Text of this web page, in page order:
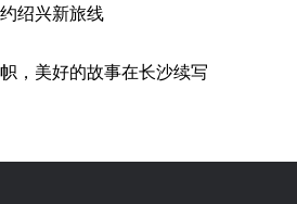
绍兴新旅线
，美好的故事在长沙续写